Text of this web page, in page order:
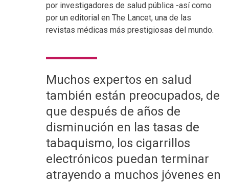
por investigadores de salud pública -así como
por un editorial en The Lancet, una de las
revistas médicas más prestigiosas del mundo.
Muchos expertos en salud
también están preocupados, de
que después de años de
disminución en las tasas de
tabaquismo, los cigarrillos
electrónicos puedan terminar
atrayendo a muchos jóvenes en